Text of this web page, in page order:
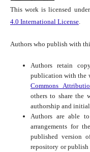
This work is licensed
4.0 International License.
Authors who publish with
Authors retain
publication with the
Commons
others to share the
authorship and
Authors are able
arrangements for
published version
repository or